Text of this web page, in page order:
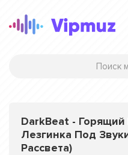
DarkBeat - Горящий
Лезгинка Под
Рассвета)